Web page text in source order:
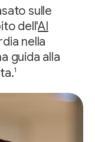
sulle
dell'AI
nella
guida alla
1